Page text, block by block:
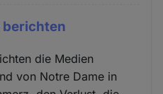
berichten
die Medien
von Notre Dame in